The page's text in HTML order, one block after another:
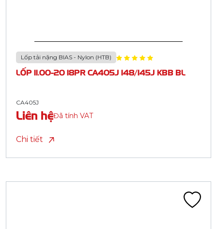
Lốp tải nặng BIAS - Nylon (HTB)
LỐP 11.00-20 18PR CA405J 148/145J KBB BL
CA405J
Liên hệĐã tính VAT
Chi tiết